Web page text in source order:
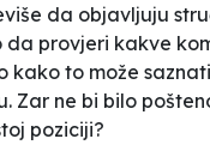
da objavljuju
da provjeri kakve
to može
Zar ne bi bilo
poziciji?